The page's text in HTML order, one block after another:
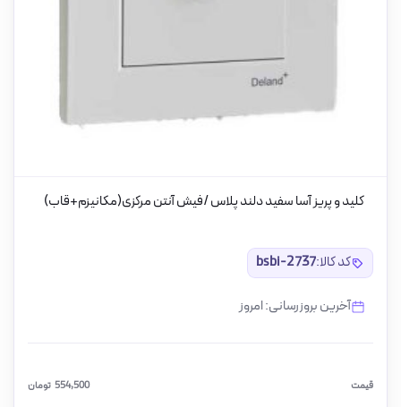
کلید و پریز آسا سفید دلند پلاس /فیش آنتن مرکزی(مکانیزم+قاب)
کد کالا:bsbi-2737
آخرین بروزرسانی: امروز
قیمت تومان 554,500